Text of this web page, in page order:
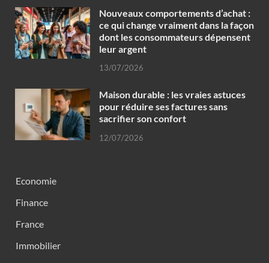
Nouveaux comportements d’achat :
ce qui change vraiment dans la façon
dont les consommateurs dépensent
leur argent
13/07/2026
Maison durable : les vraies astuces
pour réduire ses factures sans
sacrifier son confort
12/07/2026
Economie
Finance
France
Immobilier